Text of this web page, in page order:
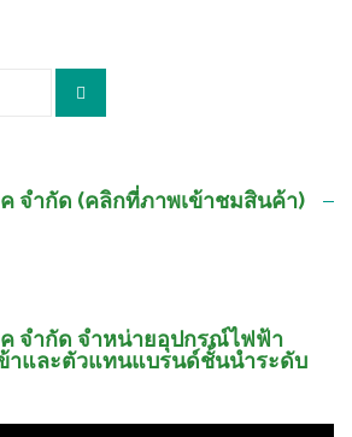
จำกัด (คลิกที่ภาพเข้าชมสินค้า)
จำกัด จำหน่ายอุปกรณ์ไฟฟ้า
าและตัวแทนแบรนด์ชั้นนำระดับ